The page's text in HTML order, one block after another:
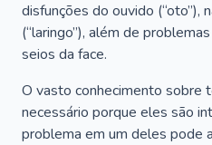
disfunções do ouvido (“oto”),
(“laringo”), além de
seios da face.
O vasto conhecimento sobre
necessário porque eles são
problema em um deles pode